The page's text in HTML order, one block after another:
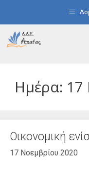
Ημέρα: 17
Οικονομική
17 Νοεμβρίου 2020